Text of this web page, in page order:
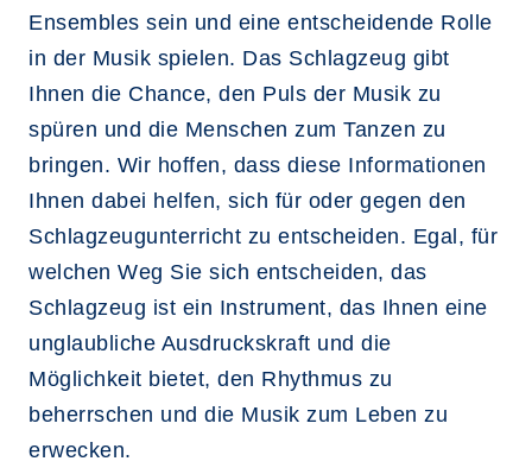
Ensembles sein und eine entscheidende Rolle
in der Musik spielen. Das Schlagzeug gibt
Ihnen die Chance, den Puls der Musik zu
spüren und die Menschen zum Tanzen zu
bringen. Wir hoffen, dass diese Informationen
Ihnen dabei helfen, sich für oder gegen den
Schlagzeugunterricht zu entscheiden. Egal, für
welchen Weg Sie sich entscheiden, das
Schlagzeug ist ein Instrument, das Ihnen eine
unglaubliche Ausdruckskraft und die
Möglichkeit bietet, den Rhythmus zu
beherrschen und die Musik zum Leben zu
erwecken.